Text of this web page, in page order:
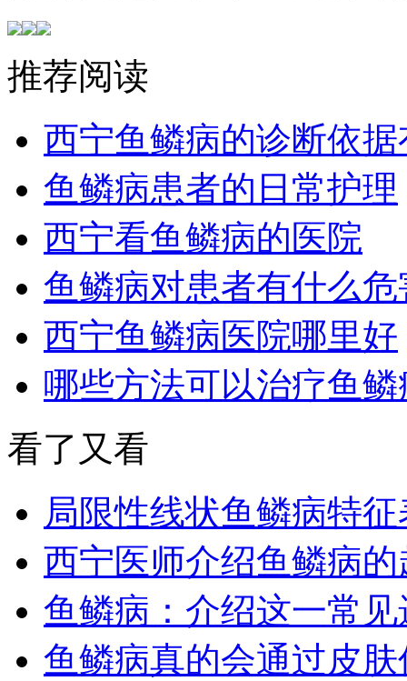
推荐阅读
西宁鱼鳞病的诊断依
鱼鳞病患者的日常护理
西宁看鱼鳞病的医院
鱼鳞病对患者有什么危
西宁鱼鳞病医院哪里好
哪些方法可以治疗鱼鳞
看了又看
局限性线状鱼鳞病特
西宁医师介绍鱼鳞病的
鱼鳞病：介绍这一常
鱼鳞病真的会通过皮